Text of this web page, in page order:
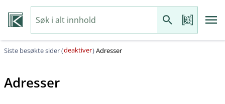
Siste besøkte sider (deaktiver)Adresser
Adresser